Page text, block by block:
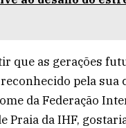
que as gerações
pela
da Federação
Praia da IHF,